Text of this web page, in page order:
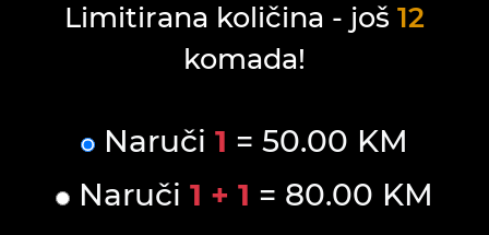
Limitirana količina - još 12
komada!
Naruči 1 = 50.00 KM
Naruči 1 + 1 = 80.00 KM